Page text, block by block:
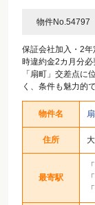
物件No.54797
保証会社加入・2
時違約金2カ月分必
「扇町」交差点に
く、条件も魅力的
物件名
住所
最寄駅
「
「
「